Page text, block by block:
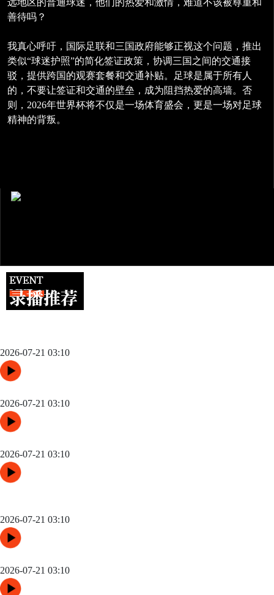
远地区的普通球迷，他们的热爱和激情，难道不该被尊重和
善待吗？
我真心呼吁，国际足联和三国政府能够正视这个问题，推出
类似“球迷护照”的简化签证政策，协调三国之间的交通接
驳，提供跨国的观赛套餐和交通补贴。足球是属于所有人
的，不要让签证和交通的壁垒，成为阻挡热爱的高墙。否
则，2026年世界杯将不仅是一场体育盛会，更是一场对足球
精神的背叛。
2026-07-21 03:10
2026-07-21 03:10
2026-07-21 03:10
2026-07-21 03:10
2026-07-21 03:10